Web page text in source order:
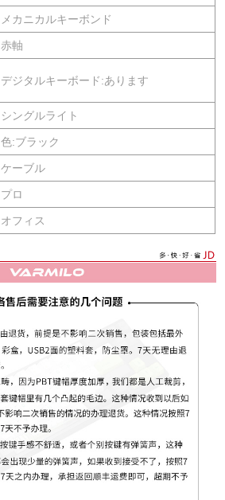
メカニカルキーボンド
赤軸
デジタルキーボード:あります
シングルライト
色:ブラック
ケーブル
プロ
オフィス